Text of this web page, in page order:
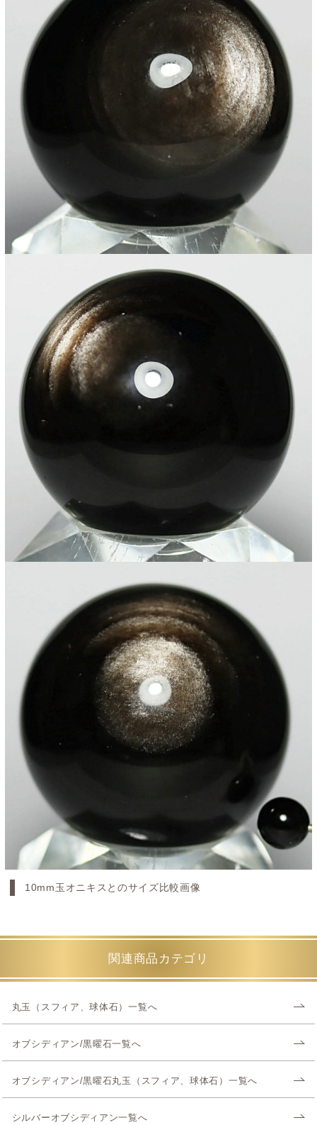
10mm玉オニキスとのサイズ比較画像
関連商品カテゴリ
丸玉（スフィア、球体石）一覧へ
オブシディアン/黒曜石一覧へ
オブシディアン/黒曜石丸玉（スフィア、球体石）一覧へ
シルバーオブシディアン一覧へ